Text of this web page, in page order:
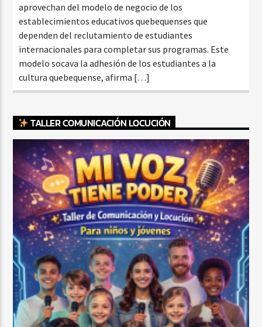
aprovechan del modelo de negocio de los
establecimientos educativos quebequenses que
dependen del reclutamiento de estudiantes
internacionales para completar sus programas. Este
modelo socava la adhesión de los estudiantes a la
cultura quebequense, afirma […]
TALLER COMUNICACIÓN LOCUCIÓN